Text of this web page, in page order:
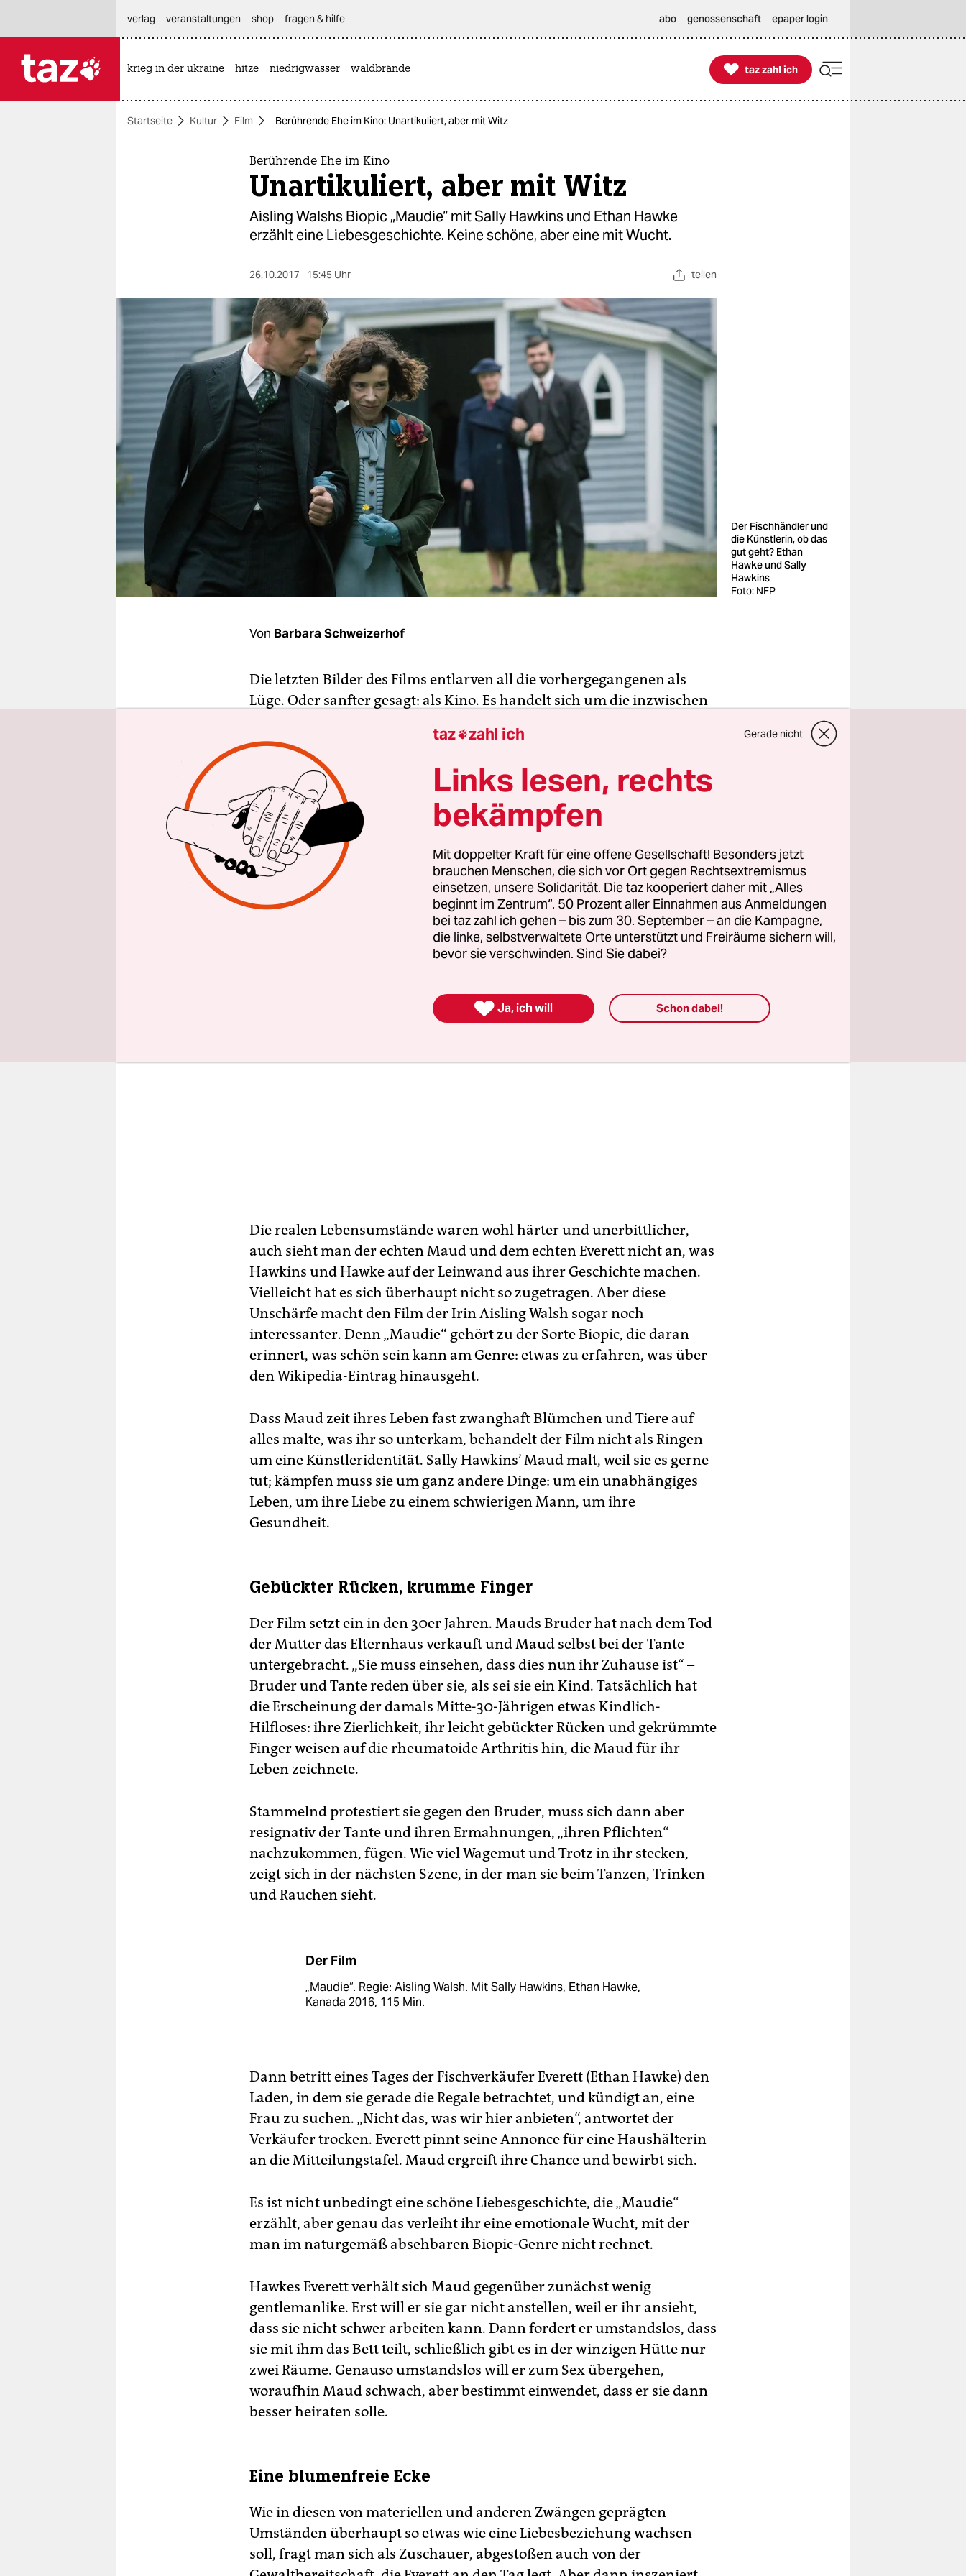
themen
berlin
nord
wahrheit
verlag
verlag
veranstaltungen
shop
fragen & hilfe
unterstützen
verlag
veranstaltungen shop fragen & hilfe abo genossenschaft epaper login
krieg in der ukraine hitze niedrigwasser waldbrände 
taz zahl ich
taz zahl ich
Startseite Kultur Film Berührende Ehe im Kino: Unartikuliert, aber mit Witz
Berührende Ehe im Kino
Unartikuliert, aber mit Witz
Aisling Walshs Biopic „Maudie“ mit Sally Hawkins und Ethan Hawke
erzählt eine Liebesgeschichte. Keine schöne, aber eine mit Wucht.
26.10.2017 15:45 Uhr teilen
Der Fischhändler und
die Künstlerin, ob das
gut geht? Ethan
Hawke und Sally
Hawkins
Foto: NFP
Von Barbara Schweizerhof
Die letzten Bilder des Films entlarven all die vorhergegangenen als
Lüge. Oder sanfter gesagt: als Kino. Es handelt sich um die inzwischen
eben verfilmt gesehen hat. Die kanadische Folkartistin Maud Lewis
und ihr Mann Everett sind darauf zu sehen, wie sie in ihrem winzigen
Häuschen ein und aus gehen und schüchtern in die Kamera lächeln.
Selbst wenn einem als Kinozuschauer noch die Tränen in den Augen
stehen über das im Film Geschilderte, erfasst man die Kluft, die
zwischen den beiden „wirklich“ fragilen Alten und den Schauspielern
Sally Hawkins und Ethan Hawke liegt. Es ist keine Sache der äußeren
Ähnlichkeit, das bekommt die Maske schon ganz gut hin, sondern eine
Die realen Lebensumstände waren wohl härter und unerbittlicher,
auch sieht man der echten Maud und dem echten Everett nicht an, was
Hawkins und Hawke auf der Leinwand aus ihrer Geschichte machen.
Vielleicht hat es sich überhaupt nicht so zugetragen. Aber diese
Unschärfe macht den Film der Irin Aisling Walsh sogar noch
interessanter. Denn „Maudie“ gehört zu der Sorte Biopic, die daran
erinnert, was schön sein kann am Genre: etwas zu erfahren, was über
den Wikipedia-Eintrag hinausgeht.
Dass Maud zeit ihres Leben fast zwanghaft Blümchen und Tiere auf
alles malte, was ihr so unterkam, behandelt der Film nicht als Ringen
um eine Künstleridentität. Sally Hawkins’ Maud malt, weil sie es gerne
tut; kämpfen muss sie um ganz andere Dinge: um ein unabhängiges
Leben, um ihre Liebe zu einem schwierigen Mann, um ihre
Gesundheit.
Gebückter Rücken, krumme Finger
Der Film setzt ein in den 30er Jahren. Mauds Bruder hat nach dem Tod
der Mutter das Elternhaus verkauft und Maud selbst bei der Tante
untergebracht. „Sie muss einsehen, dass dies nun ihr Zuhause ist“ –
Bruder und Tante reden über sie, als sei sie ein Kind. Tatsächlich hat
die Erscheinung der damals Mitte-30-Jährigen etwas Kindlich-
Hilfloses: ihre Zierlichkeit, ihr leicht gebückter Rücken und gekrümmte
Finger weisen auf die rheumatoide Arthritis hin, die Maud für ihr
Leben zeichnete.
Stammelnd protestiert sie gegen den Bruder, muss sich dann aber
resignativ der Tante und ihren Ermahnungen, „ihren Pflichten“
nachzukommen, fügen. Wie viel Wagemut und Trotz in ihr stecken,
zeigt sich in der nächsten Szene, in der man sie beim Tanzen, Trinken
und Rauchen sieht.
Der Film
„Maudie“. Regie: Aisling Walsh. Mit Sally Hawkins, Ethan Hawke,
Kanada 2016, 115 Min.
Dann betritt eines Tages der Fischverkäufer Everett (Ethan Hawke) den
Laden, in dem sie gerade die Regale betrachtet, und kündigt an, eine
Frau zu suchen. „Nicht das, was wir hier anbieten“, antwortet der
Verkäufer trocken. Everett pinnt seine Annonce für eine Haushälterin
an die Mitteilungstafel. Maud ergreift ihre Chance und bewirbt sich.
Es ist nicht unbedingt eine schöne Liebesgeschichte, die „Maudie“
erzählt, aber genau das verleiht ihr eine emotionale Wucht, mit der
man im naturgemäß absehbaren Biopic-Genre nicht rechnet.
Hawkes Everett verhält sich Maud gegenüber zunächst wenig
gentlemanlike. Erst will er sie gar nicht anstellen, weil er ihr ansieht,
dass sie nicht schwer arbeiten kann. Dann fordert er umstandslos, dass
sie mit ihm das Bett teilt, schließlich gibt es in der winzigen Hütte nur
zwei Räume. Genauso umstandslos will er zum Sex übergehen,
woraufhin Maud schwach, aber bestimmt einwendet, dass er sie dann
besser heiraten solle.
Eine blumenfreie Ecke
Wie in diesen von materiellen und anderen Zwängen geprägten
Umständen überhaupt so etwas wie eine Liebesbeziehung wachsen
soll, fragt man sich als Zuschauer, abgestoßen auch von der
taz zahl ich Gerade nicht
Links lesen, rechts
bekämpfen
Mit doppelter Kraft für eine offene Gesellschaft! Besonders jetzt
brauchen Menschen, die sich vor Ort gegen Rechtsextremismus
einsetzen, unsere Solidarität. Die taz kooperiert daher mit „Alles
beginnt im Zentrum“. 50 Prozent aller Einnahmen aus Anmeldungen
bei taz zahl ich gehen – bis zum 30. September – an die Kampagne,
die linke, selbstverwaltete Orte unterstützt und Freiräume sichern will,
bevor sie verschwinden. Sind Sie dabei?
 Ja, ich will Schon dabei!